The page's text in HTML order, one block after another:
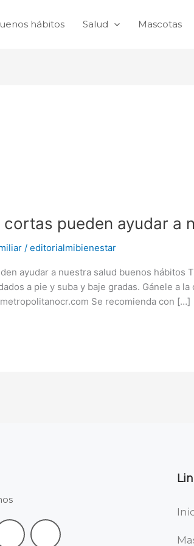
hábitos Salud Mascotas
pueden ayudar a
/ editorialmibienestar
ayudar a nuestra salud buenos hábitos
a pie y suba y baje gradas. Gánele a
Se recomienda con […]
I
Y